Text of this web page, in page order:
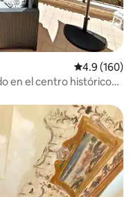
Calificación
4.9 (160)
en el centro histórico